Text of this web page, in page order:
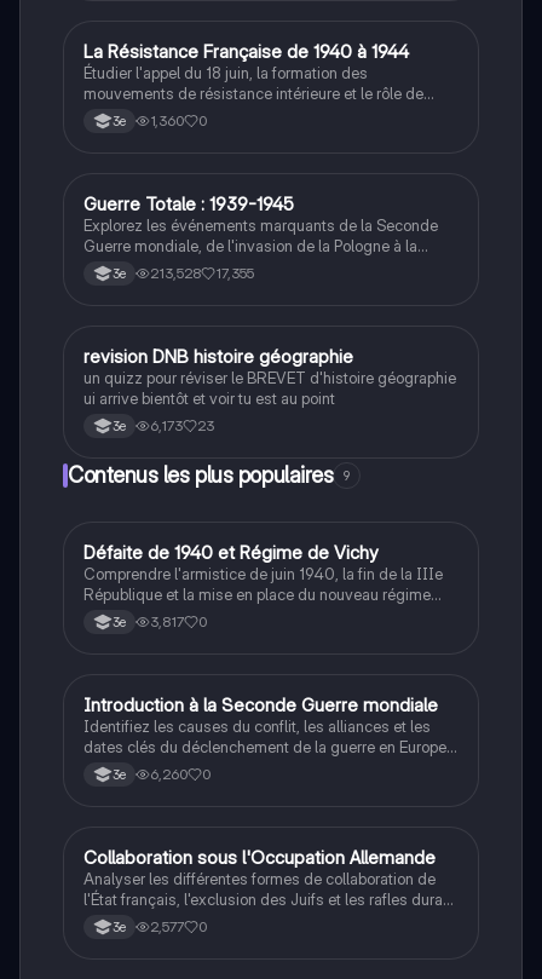
L Histoire
La Résistance Française de 1940 à 1944
Étudier l'appel du 18 juin, la formation des
mouvements de résistance intérieure et le rôle de
Jean Moulin dans leur unification.
3e 1,360 0
Histoire
Guerre Totale : 1939-1945
Explorez les événements marquants de la Seconde
Guerre mondiale, de l'invasion de la Pologne à la
capitulation du Japon. Ce résumé aborde les concepts
clés tels que la guerre totale, le génocide des Juifs, la
comprendre les enjeux et les conséquences de ce
conflit majeur.
3e 213,528 17,355
RHistoire
revision DNB histoire géographie
un quizz pour réviser le BREVET d'histoire géographie
ui arrive bientôt et voir tu est au point
3e 6,173 23
Contenus les plus populaires 9
DHistoire
Défaite de 1940 et Régime de Vichy
Comprendre l'armistice de juin 1940, la fin de la IIIe
République et la mise en place du nouveau régime
autoritaire de Philippe Pétain.
3e 3,817 0
IHistoire
Introduction à la Seconde Guerre mondiale
Identifiez les causes du conflit, les alliances et les
dates clés du déclenchement de la guerre en Europe
et dans le Pacifique.
3e 6,260 0
CHistoire
Collaboration sous l'Occupation Allemande
Analyser les différentes formes de collaboration de
l'État français, l'exclusion des Juifs et les rafles durant
la Seconde Guerre mondiale.
3e 2,577 0